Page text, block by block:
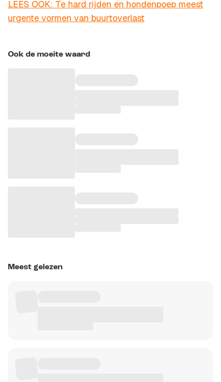
LEES OOK: Te hard rijden en hondenpoep meest
urgente vormen van buurtoverlast
Ook de moeite waard
Meest gelezen